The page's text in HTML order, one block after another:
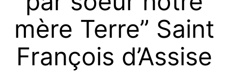
mère Terre” Saint
François d’Assise